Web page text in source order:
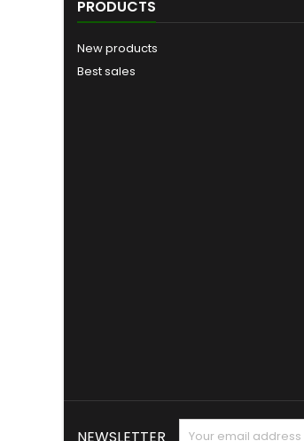
PRODUCTS
New products
Best sales